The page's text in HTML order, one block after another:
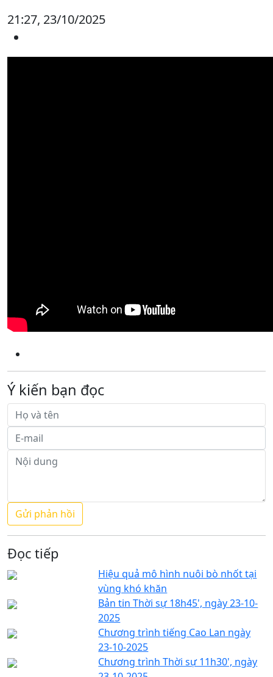
21:27, 23/10/2025
Ý kiến bạn đọc
Đọc tiếp
Hiệu quả mô hình nuôi bò nhốt tại
vùng khó khăn
Bản tin Thời sự 18h45', ngày 23-10-
2025
Chương trình tiếng Cao Lan ngày
23-10-2025
Chương trình Thời sự 11h30', ngày